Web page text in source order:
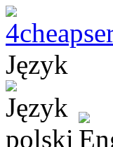
Język